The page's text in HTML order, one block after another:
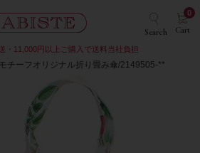
Search Cart
0
・11,000円以上ご購入で送料当社負担
チーフオリジナル折り畳み傘/2149505-**